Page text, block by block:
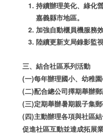
持續辦理美化、綠化
嘉義縣市地區。
加強自動櫃員機服務
陸續更新支局錄影監
三、結合社區系列活動
(一)每年辦理國小、幼稚
(二)配合總公司擇期舉辦
(三)定期舉辦暑期親子集
(四)主動辦理各項與社區
促進社區互動並達成拓展